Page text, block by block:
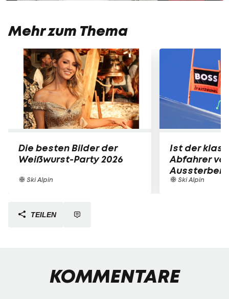
Mehr zum Thema
Die besten Bilder der
Weißwurst-Party 2026
Ski Alpin
Ist der
Abfahrer
Aussterben
Ski Alpin
TEILEN
KOMMENTARE